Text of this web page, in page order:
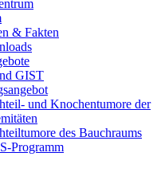
& Fakten
GIST
und Knochentumore der
des Bauchraums
Programm